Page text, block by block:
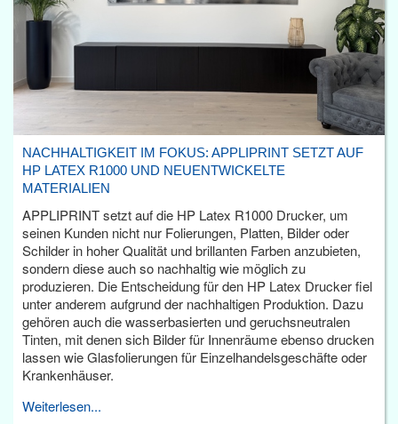
NACHHALTIGKEIT IM FOKUS: APPLIPRINT SETZT AUF
HP LATEX R1000 UND NEUENTWICKELTE
MATERIALIEN
APPLIPRINT setzt auf die HP Latex R1000 Drucker, um
seinen Kunden nicht nur Folierungen, Platten, Bilder oder
Schilder in hoher Qualität und brillanten Farben anzubieten,
sondern diese auch so nachhaltig wie möglich zu
produzieren. Die Entscheidung für den HP Latex Drucker fiel
unter anderem aufgrund der nachhaltigen Produktion. Dazu
gehören auch die wasserbasierten und geruchsneutralen
Tinten, mit denen sich Bilder für Innenräume ebenso drucken
lassen wie Glasfolierungen für Einzelhandelsgeschäfte oder
Krankenhäuser.
Weiterlesen...